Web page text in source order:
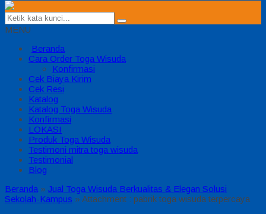
MENU
Beranda
Cara Order Toga Wisuda
Konfirmasi
Cek Biaya Kirim
Cek Resi
Katalog
Katalog Toga Wisuda
Konfirmasi
LOKASI
Produk Toga Wisuda
Testimoni mitra toga wisuda
Testimonial
Blog
Beranda » Jual Toga Wisuda Berkualitas & Elegan Solusi
Sekolah-Kampus » Attachment : pabrik toga wisuda terpercaya